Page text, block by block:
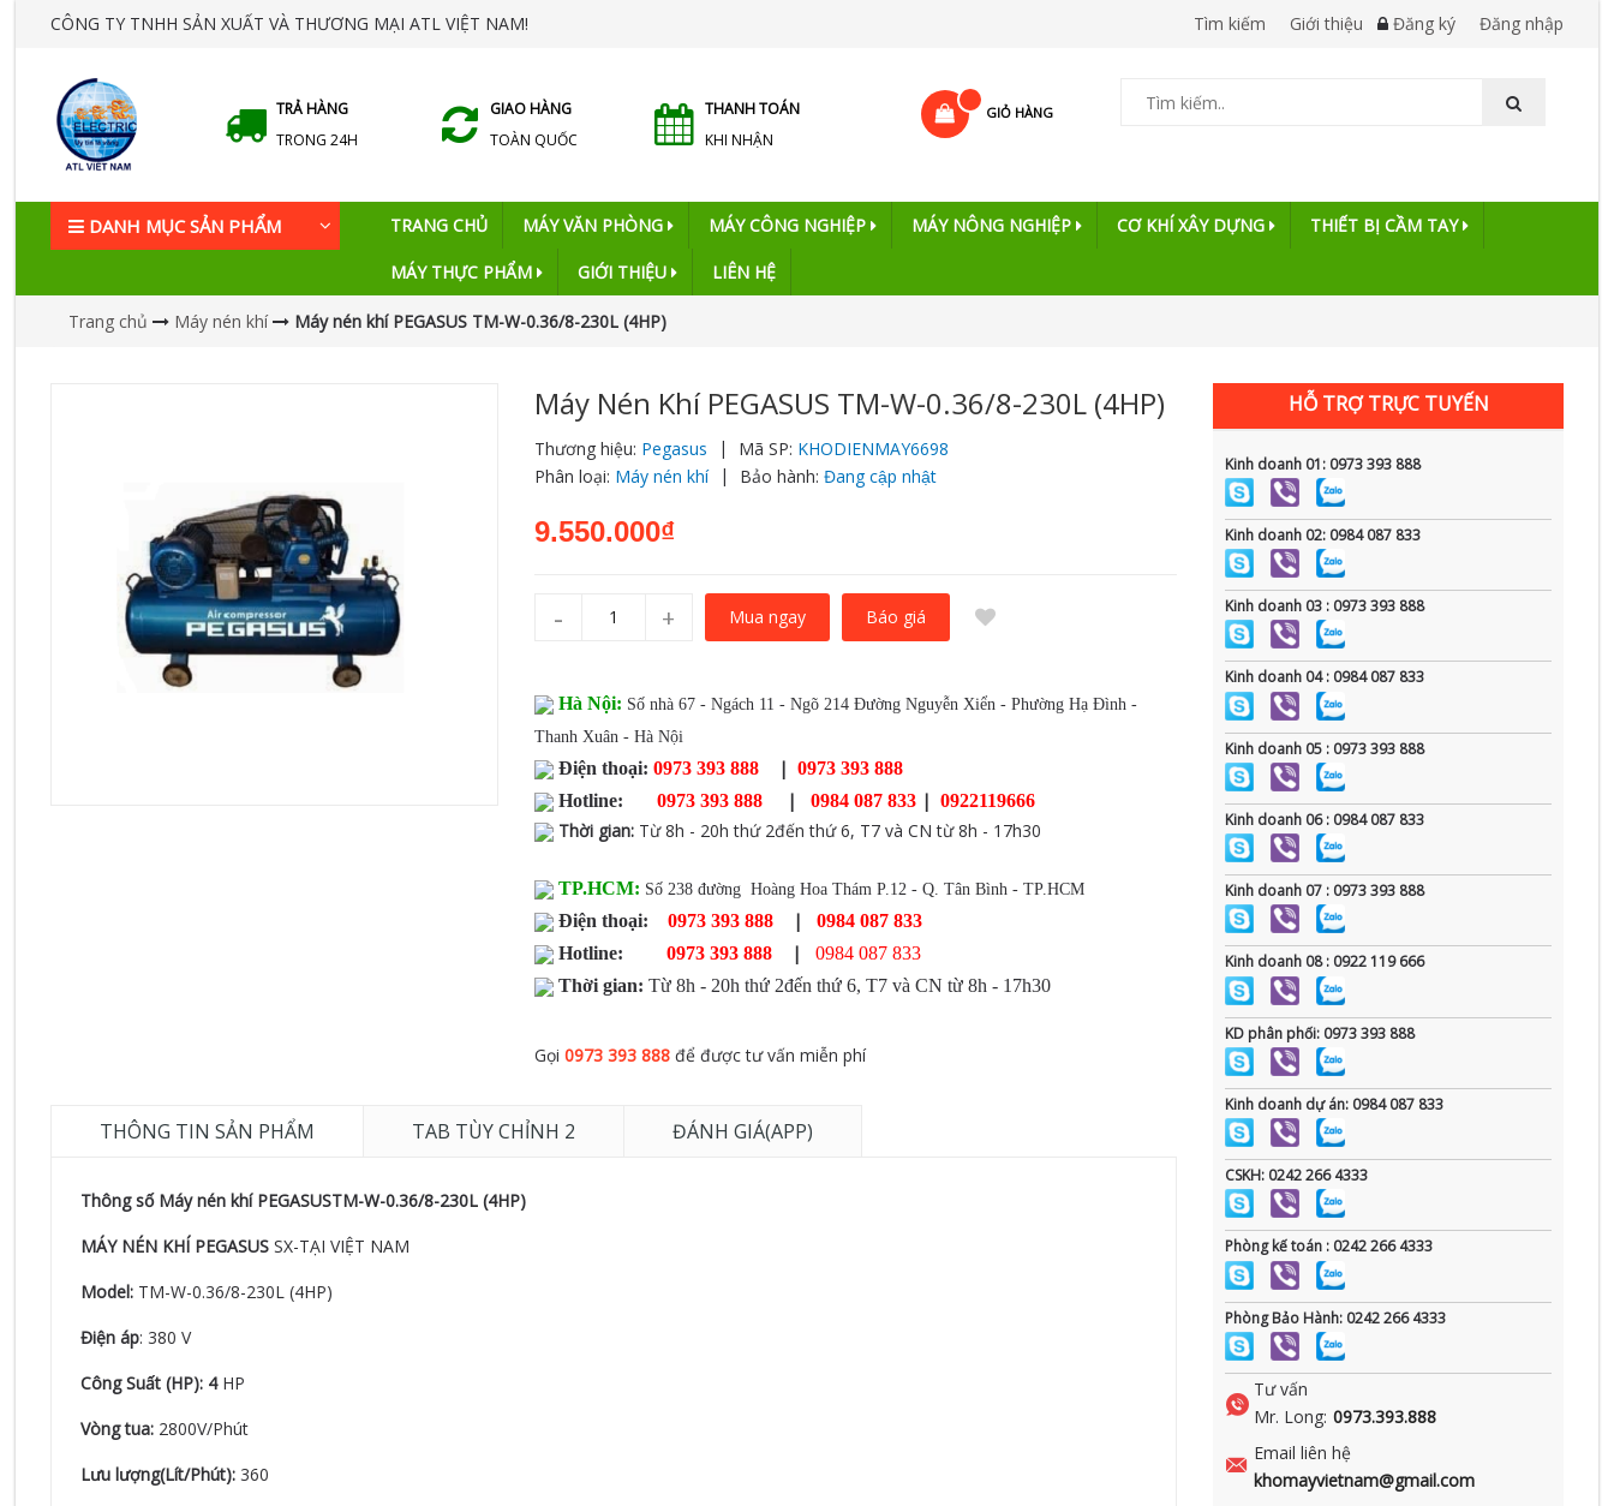
CÔNG TY TNHH SẢN XUẤT VÀ THƯƠNG MẠI ATL VIỆT NAM! Tìm kiếm Giới thiệu Đăng ký Đăng nhập
TRẢ HÀNG
TRONG 24H
GIAO HÀNG
TOÀN QUỐC
THANH TOÁN
KHI NHẬN
GIỎ HÀNG
DANH MỤC SẢN PHẨM TRANG CHỦ MÁY VĂN PHÒNG MÁY CÔNG NGHIỆP MÁY NÔNG NGHIỆP CƠ KHÍ XÂY DỰNG THIẾT BỊ CẦM TAY
MÁY THỰC PHẨM GIỚI THIỆU LIÊN HỆ
Trang chủ Máy nén khí Máy nén khí PEGASUS TM-W-0.36/8-230L (4HP)
Máy Nén Khí PEGASUS TM-W-0.36/8-230L (4HP)
Thương hiệu: Pegasus | Mã SP: KHODIENMAY6698
Phân loại: Máy nén khí | Bảo hành: Đang cập nhật
9.550.000₫
- + Mua ngay Báo giá
Hà Nội: Số nhà 67 - Ngách 11 - Ngõ 214 Đường Nguyễn Xiển - Phường Hạ Đình -
Thanh Xuân - Hà Nội
Điện thoại: 0973 393 888 | 0973 393 888
Hotline:
0973 393 888 | 0984 087 833 | 0922119666
Thời gian: Từ 8h - 20h thứ 2đến thứ 6, T7 và CN từ 8h - 17h30
TP.HCM: Số 238 đường Hoàng Hoa Thám P.12 - Q. Tân Bình - TP.HCM
Điện thoại: 0973 393 888 |
0984 087 833
Hotline:
0973 393 888 |
0984 087 833
Thời gian: Từ 8h - 20h thứ 2đến thứ 6, T7 và CN từ 8h - 17h30
Gọi 0973 393 888để được tư vấn miễn phí
THÔNG TIN SẢN PHẨM TAB TÙY CHỈNH 2 ĐÁNH GIÁ(APP)
Thông số Máy nén khí PEGASUSTM-W-0.36/8-230L (4HP)
MÁY NÉN KHÍ PEGASUSSX-TẠI VIỆT NAM
Model:TM-W-0.36/8-230L (4HP)
Điện áp: 380 V
Công Suất (HP): 4HP
Vòng tua:2800V/Phút
Lưu lượng(Lít/Phút): 360
HỖ TRỢ TRỰC TUYẾN
Kinh doanh 01: 0973 393 888
Kinh doanh 02: 0984 087 833
Kinh doanh 03 : 0973 393 888
Kinh doanh 04 : 0984 087 833
Kinh doanh 05 : 0973 393 888
Kinh doanh 06 : 0984 087 833
Kinh doanh 07 : 0973 393 888
Kinh doanh 08 : 0922 119 666
KD phân phối: 0973 393 888
Kinh doanh dự án: 0984 087 833
CSKH: 0242 266 4333
Phòng kế toán : 0242 266 4333
Phòng Bảo Hành: 0242 266 4333
Tư vấn
Mr. Long: 0973.393.888
Email liên hệ
khomayvietnam@gmail.com